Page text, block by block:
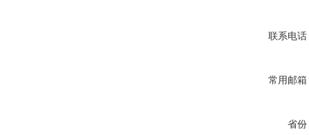
联系电话
常用邮箱
省份